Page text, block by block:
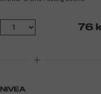
76
NIVEA